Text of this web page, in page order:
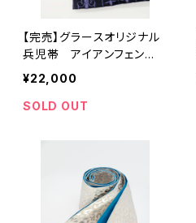
【完売】グラースオリジナル
兵児帯 アイアンフェン
ス パープル×ブラック ポ
リエステル100％
¥22,000
SOLD OUT